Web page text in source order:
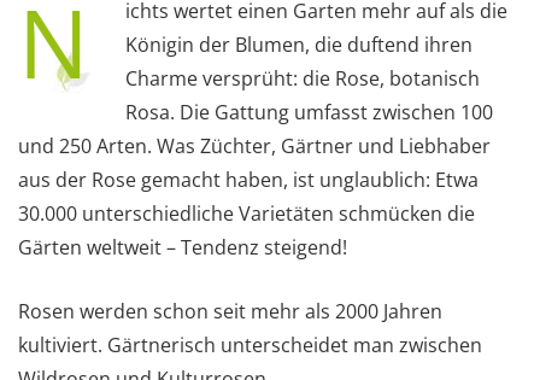
N
ichts wertet einen Garten mehr auf als die
Königin der Blumen, die duftend ihren
Charme versprüht: die Rose, botanisch
Rosa. Die Gattung umfasst zwischen 100
und 250 Arten. Was Züchter, Gärtner und Liebhaber
aus der Rose gemacht haben, ist unglaublich: Etwa
30.000 unterschiedliche Varietäten schmücken die
Gärten weltweit – Tendenz steigend!
Rosen werden schon seit mehr als 2000 Jahren
kultiviert. Gärtnerisch unterscheidet man zwischen